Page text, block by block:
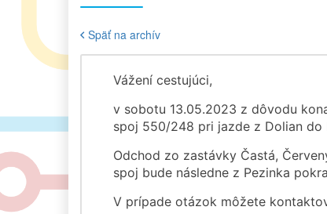
Späť na archív
Vážení cestujúci,
v sobotu 13.05.2023 z dôvodu
spoj 550/248 pri jazde z Dolian do
Odchod zo zastávky Častá,
spoj bude následne z Pezinka
V prípade otázok môžete